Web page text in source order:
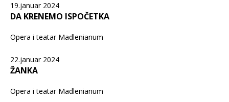
19.januar 2024
DA KRENEMO ISPOČETKA
Opera i teatar Madlenianum
22.januar 2024
ŽANKA
Opera i teatar Madlenianum